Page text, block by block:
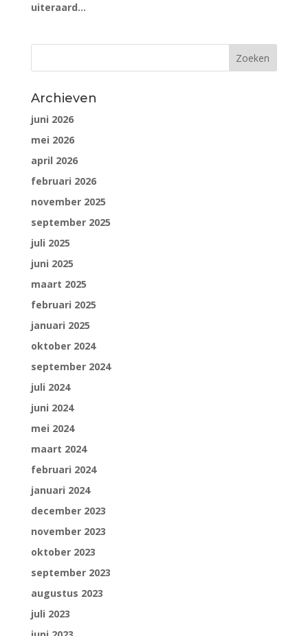
uiteraard...
Archieven
juni 2026
mei 2026
april 2026
februari 2026
november 2025
september 2025
juli 2025
juni 2025
maart 2025
februari 2025
januari 2025
oktober 2024
september 2024
juli 2024
juni 2024
mei 2024
maart 2024
februari 2024
januari 2024
december 2023
november 2023
oktober 2023
september 2023
augustus 2023
juli 2023